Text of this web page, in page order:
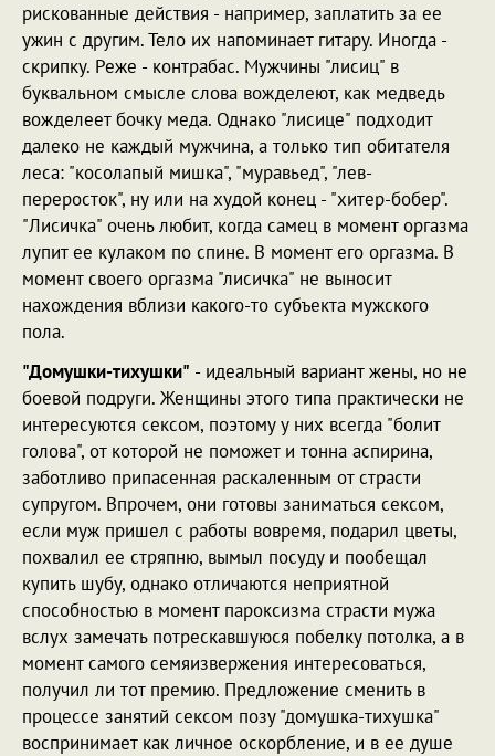
рискованные действия - например, заплатить за ее
ужин с другим. Тело их напоминает гитару. Иногда -
скрипку. Реже - контрабас. Мужчины "лисиц" в
буквальном смысле слова вожделеют, как медведь
вожделеет бочку меда. Однако "лисице" подходит
далеко не каждый мужчина, а только тип обитателя
леса: "косолапый мишка", "муравьед", "лев-
переросток", ну или на худой конец - "хитер-бобер".
"Лисичка" очень любит, когда самец в момент оргазма
лупит ее кулаком по спине. В момент его оргазма. В
момент своего оргазма "лисичка" не выносит
нахождения вблизи какого-то субъекта мужского
пола.
"Домушки-тихушки" - идеальный вариант жены, но не
боевой подруги. Женщины этого типа практически не
интересуются сексом, поэтому у них всегда "болит
голова", от которой не поможет и тонна аспирина,
заботливо припасенная раскаленным от страсти
супругом. Впрочем, они готовы заниматься сексом,
если муж пришел с работы вовремя, подарил цветы,
похвалил ее стряпню, вымыл посуду и пообещал
купить шубу, однако отличаются неприятной
способностью в момент пароксизма страсти мужа
вслух замечать потрескавшуюся побелку потолка, а в
момент самого семяизвержения интересоваться,
получил ли тот премию. Предложение сменить в
процессе занятий сексом позу "домушка-тихушка"
воспринимает как личное оскорбление, и в ее душе